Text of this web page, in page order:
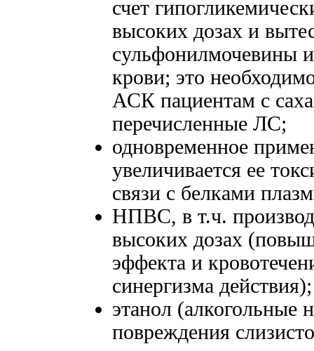
счет
высоких дозах и
сульфонилмочевины
крови; это
АСК пациентам с
перечисленные ЛС;
одновременное
увеличивается ее
связи с белками
НПВС, в т.ч.
высоких дозах
эффекта и
синергизма действия);
этанол
повреждения